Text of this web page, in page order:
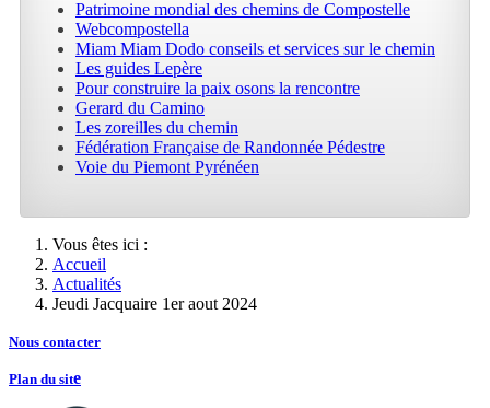
Patrimoine mondial des chemins de Compostelle
Webcompostella
Miam Miam Dodo conseils et services sur le chemin
Les guides Lepère
Pour construire la paix osons la rencontre
Gerard du Camino
Les zoreilles du chemin
Fédération Française de Randonnée Pédestre
Voie du Piemont Pyrénéen
Vous êtes ici :
Accueil
Actualités
Jeudi Jacquaire 1er aout 2024
Nous contacter
Plan du site